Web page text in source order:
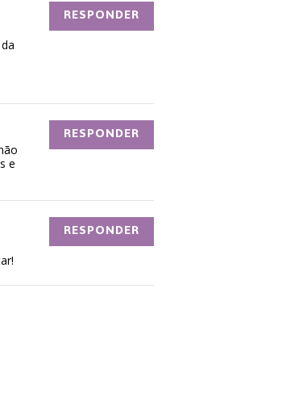
RESPONDER
e
RESPONDER
RESPONDER